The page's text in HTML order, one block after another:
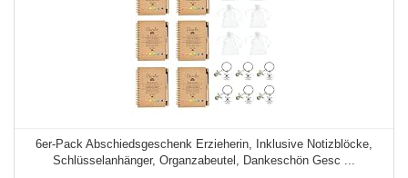
6er-Pack Abschiedsgeschenk Erzieherin, Inklusive Notizblöcke,
Schlüsselanhänger, Organzabeutel, Dankeschön Gesc ...